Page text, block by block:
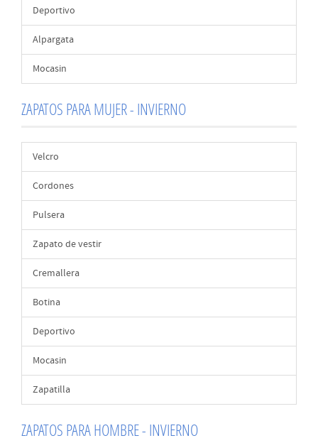
Deportivo
Alpargata
Mocasin
ZAPATOS PARA MUJER - INVIERNO
Velcro
Cordones
Pulsera
Zapato de vestir
Cremallera
Botina
Deportivo
Mocasin
Zapatilla
ZAPATOS PARA HOMBRE - INVIERNO